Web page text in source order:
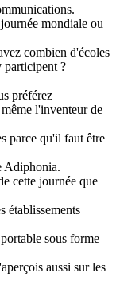
mondiale ou
combien d'écoles
participent ?
préférez
l'inventeur de
parce qu'il faut être
Adiphonia.
cette journée que
établissements
sous forme
aussi sur les